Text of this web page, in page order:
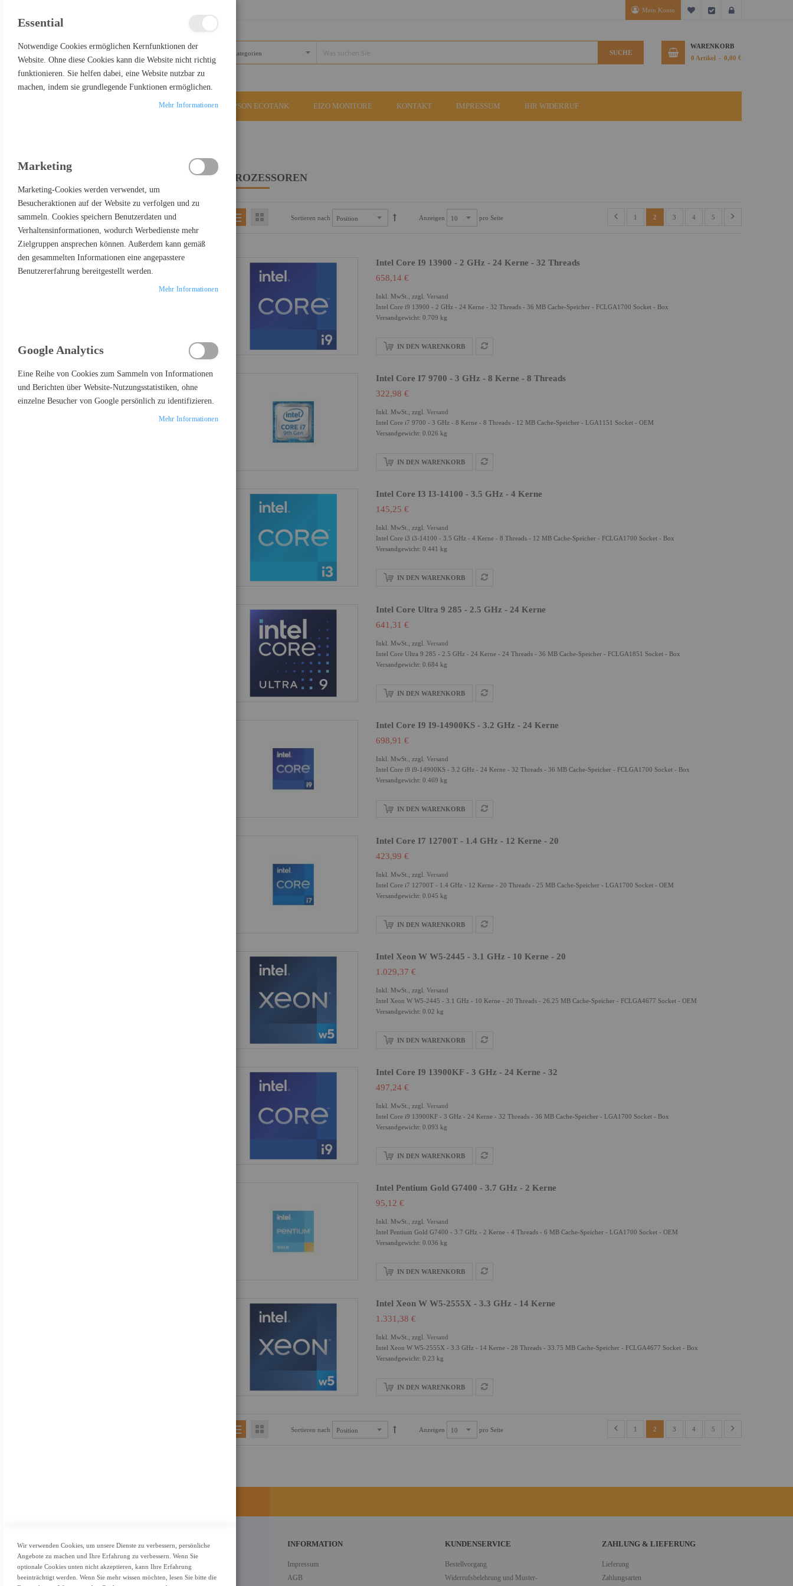
Mein Konto Mein Wunschzettel
Kasse
SUCHE
WARENKORB
0 Artikel 0,00 €
EPSON ECOTANK EIZO MONITORE KONTAKT IMPRESSUM IHR WIDERRUF
PROZESSOREN
Sortieren nach Anzeigen pro Seite 1 2 3 4 5
Intel Core I9 13900 - 2 GHz - 24 Kerne - 32 Threads
658,14 €
Inkl. MwSt., zzgl. Versand
Intel Core i9 13900 - 2 GHz - 24 Kerne - 32 Threads - 36 MB Cache-Speicher - FCLGA1700 Socket - Box
Versandgewicht: 0.709 kg
IN DEN WARENKORB
Intel Core I7 9700 - 3 GHz - 8 Kerne - 8 Threads
322,98 €
Inkl. MwSt., zzgl. Versand
Intel Core i7 9700 - 3 GHz - 8 Kerne - 8 Threads - 12 MB Cache-Speicher - LGA1151 Socket - OEM
Versandgewicht: 0.026 kg
IN DEN WARENKORB
Intel Core I3 I3-14100 - 3.5 GHz - 4 Kerne
145,25 €
Inkl. MwSt., zzgl. Versand
Intel Core i3 i3-14100 - 3.5 GHz - 4 Kerne - 8 Threads - 12 MB Cache-Speicher - FCLGA1700 Socket - Box
Versandgewicht: 0.441 kg
IN DEN WARENKORB
Intel Core Ultra 9 285 - 2.5 GHz - 24 Kerne
641,31 €
Inkl. MwSt., zzgl. Versand
Intel Core Ultra 9 285 - 2.5 GHz - 24 Kerne - 24 Threads - 36 MB Cache-Speicher - FCLGA1851 Socket - Box
Versandgewicht: 0.684 kg
IN DEN WARENKORB
Intel Core I9 I9-14900KS - 3.2 GHz - 24 Kerne
698,91 €
Inkl. MwSt., zzgl. Versand
Intel Core i9 i9-14900KS - 3.2 GHz - 24 Kerne - 32 Threads - 36 MB Cache-Speicher - FCLGA1700 Socket - Box
Versandgewicht: 0.469 kg
IN DEN WARENKORB
Intel Core I7 12700T - 1.4 GHz - 12 Kerne - 20
423,99 €
Inkl. MwSt., zzgl. Versand
Intel Core i7 12700T - 1.4 GHz - 12 Kerne - 20 Threads - 25 MB Cache-Speicher - LGA1700 Socket - OEM
Versandgewicht: 0.045 kg
IN DEN WARENKORB
Intel Xeon W W5-2445 - 3.1 GHz - 10 Kerne - 20
1.029,37 €
Inkl. MwSt., zzgl. Versand
Intel Xeon W W5-2445 - 3.1 GHz - 10 Kerne - 20 Threads - 26.25 MB Cache-Speicher - FCLGA4677 Socket - OEM
Versandgewicht: 0.02 kg
IN DEN WARENKORB
Intel Core I9 13900KF - 3 GHz - 24 Kerne - 32
497,24 €
Inkl. MwSt., zzgl. Versand
Intel Core i9 13900KF - 3 GHz - 24 Kerne - 32 Threads - 36 MB Cache-Speicher - LGA1700 Socket - Box
Versandgewicht: 0.093 kg
IN DEN WARENKORB
Intel Pentium Gold G7400 - 3.7 GHz - 2 Kerne
95,12 €
Inkl. MwSt., zzgl. Versand
Intel Pentium Gold G7400 - 3.7 GHz - 2 Kerne - 4 Threads - 6 MB Cache-Speicher - LGA1700 Socket - OEM
Versandgewicht: 0.036 kg
IN DEN WARENKORB
Intel Xeon W W5-2555X - 3.3 GHz - 14 Kerne
1.331,38 €
Inkl. MwSt., zzgl. Versand
Intel Xeon W W5-2555X - 3.3 GHz - 14 Kerne - 28 Threads - 33.75 MB Cache-Speicher - FCLGA4677 Socket - Box
Versandgewicht: 0.23 kg
IN DEN WARENKORB
Sortieren nach Anzeigen pro Seite 1 2 3 4 5
Einkaufsoptionen
PREIS
€ - €
KONTAKT
Adresse: Zimbelstrasse 26/13127 Berlin
Berlin, Deutschland
INFORMATION
Impressum
AGB
KUNDENSERVICE
Bestellvorgang
Widerrufsbelehrung und Muster-
ZAHLUNG & LIEFERUNG
Lieferung
Zahlungsarten
Essential
Notwendige Cookies ermöglichen Kernfunktionen der
Website. Ohne diese Cookies kann die Website nicht richtig
funktionieren. Sie helfen dabei, eine Website nutzbar zu
machen, indem sie grundlegende Funktionen ermöglichen.
Mehr Informationen
Marketing
Marketing-Cookies werden verwendet, um
Besucheraktionen auf der Website zu verfolgen und zu
sammeln. Cookies speichern Benutzerdaten und
Verhaltensinformationen, wodurch Werbedienste mehr
Zielgruppen ansprechen können. Außerdem kann gemäß
den gesammelten Informationen eine angepasstere
Benutzererfahrung bereitgestellt werden.
Mehr Informationen
Google Analytics
Eine Reihe von Cookies zum Sammeln von Informationen
und Berichten über Website-Nutzungsstatistiken, ohne
einzelne Besucher von Google persönlich zu identifizieren.
Mehr Informationen
Wir verwenden Cookies, um unsere Dienste zu verbessern, persönliche
Angebote zu machen und Ihre Erfahrung zu verbessern. Wenn Sie
optionale Cookies unten nicht akzeptieren, kann Ihre Erfahrung
beeinträchtigt werden. Wenn Sie mehr wissen möchten, lesen Sie bitte die